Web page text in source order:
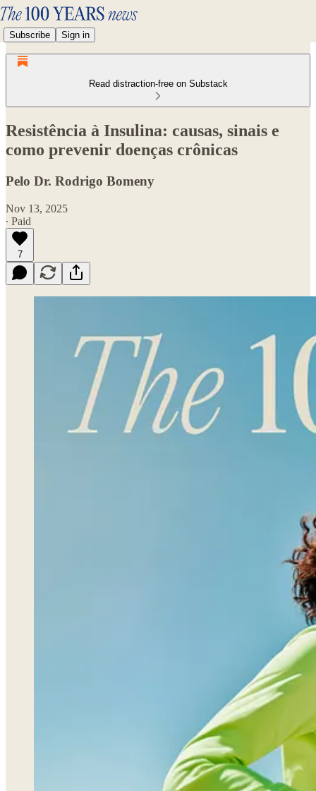
Subscribe Sign in
Read distraction-free on Substack
Resistência à Insulina: causas, sinais e
como prevenir doenças crônicas
Pelo Dr. Rodrigo Bomeny
Nov 13, 2025
∙ Paid
7